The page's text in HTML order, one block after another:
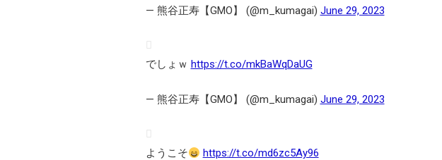
— 熊谷正寿【GMO】 (@m_kumagai) June 29, 2023
でしょｗ https://t.co/mkBaWqDaUG
— 熊谷正寿【GMO】 (@m_kumagai) June 29, 2023
ようこそ https://t.co/md6zc5Ay96